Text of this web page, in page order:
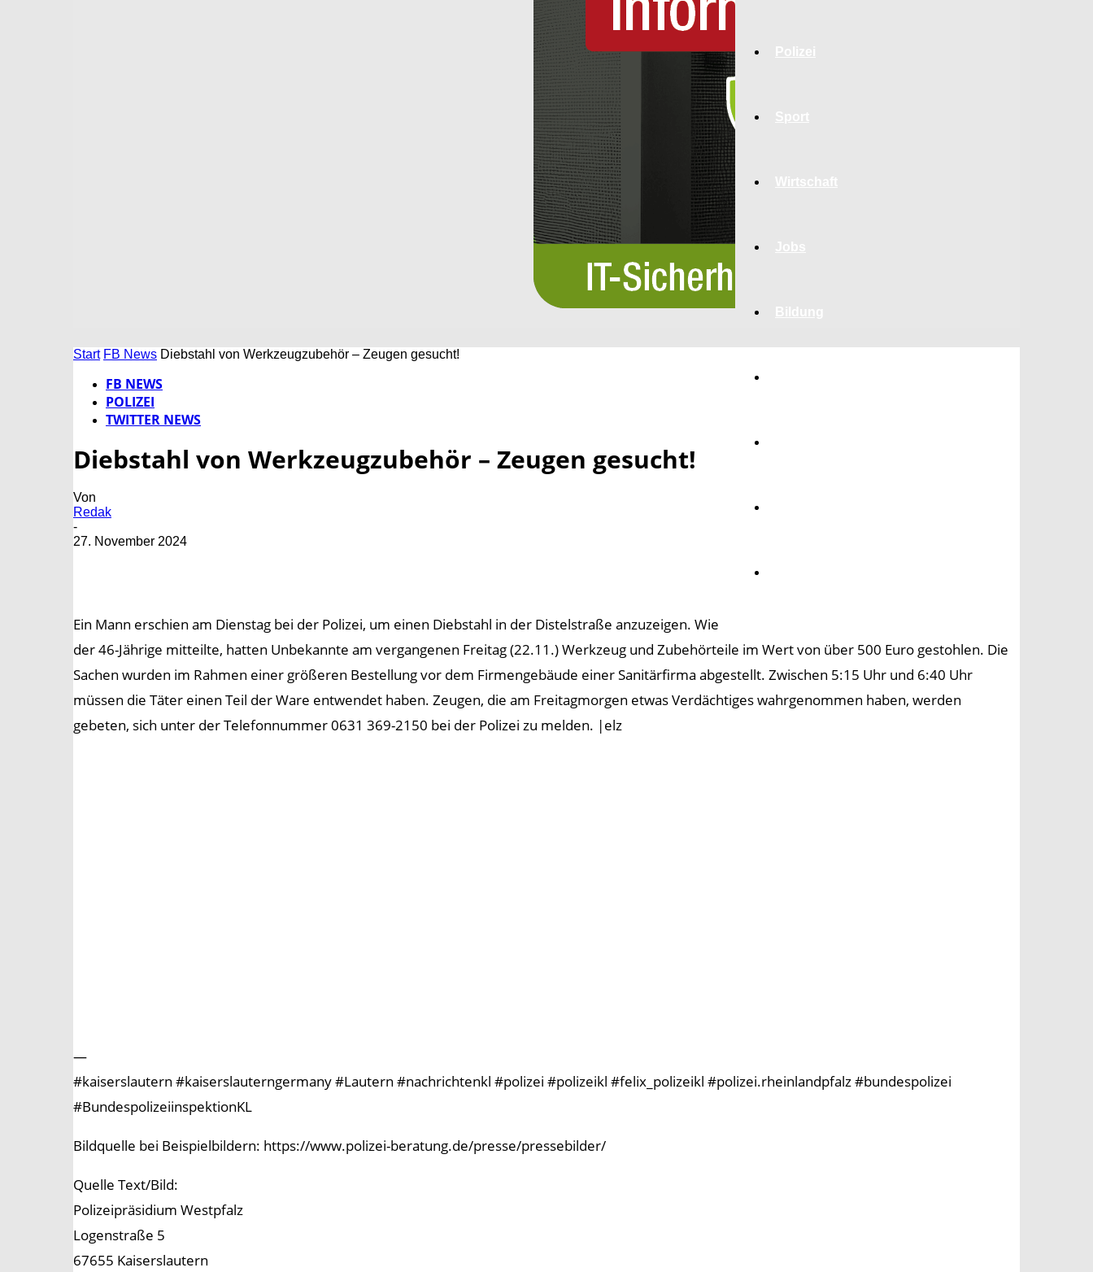
Start FB News Diebstahl von Werkzeugzubehör – Zeugen gesucht!
FB NEWS
POLIZEI
TWITTER NEWS
Diebstahl von Werkzeugzubehör – Zeugen gesucht!
Von
Redak
-
27. November 2024
Ein Mann erschien am Dienstag bei der Polizei, um einen Diebstahl in der Distelstraße anzuzeigen. Wie
der 46-Jährige mitteilte, hatten Unbekannte am vergangenen Freitag (22.11.) Werkzeug und Zubehörteile im Wert von über 500 Euro gestohlen. Die
Sachen wurden im Rahmen einer größeren Bestellung vor dem Firmengebäude einer Sanitärfirma abgestellt. Zwischen 5:15 Uhr und 6:40 Uhr
müssen die Täter einen Teil der Ware entwendet haben. Zeugen, die am Freitagmorgen etwas Verdächtiges wahrgenommen haben, werden
gebeten, sich unter der Telefonnummer 0631 369-2150 bei der Polizei zu melden. |elz
—
#kaiserslautern #kaiserslauterngermany #Lautern #nachrichtenkl #polizei #polizeikl #felix_polizeikl #polizei.rheinlandpfalz #bundespolizei
#BundespolizeiinspektionKL
Bildquelle bei Beispielbildern: https://www.polizei-beratung.de/presse/pressebilder/
Quelle Text/Bild:
Polizeipräsidium Westpfalz
Logenstraße 5
67655 Kaiserslautern